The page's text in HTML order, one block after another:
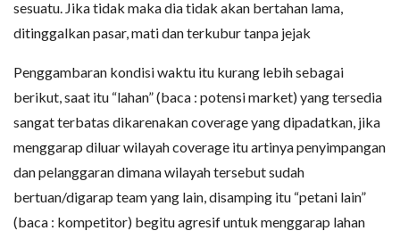
sesuatu. Jika tidak maka dia tidak akan bertahan lama,
ditinggalkan pasar, mati dan terkubur tanpa jejak
Penggambaran kondisi waktu itu kurang lebih sebagai
berikut, saat itu “lahan” (baca : potensi market) yang tersedia
sangat terbatas dikarenakan coverage yang dipadatkan, jika
menggarap diluar wilayah coverage itu artinya penyimpangan
dan pelanggaran dimana wilayah tersebut sudah
bertuan/digarap team yang lain, disamping itu “petani lain”
(baca : kompetitor) begitu agresif untuk menggarap lahan